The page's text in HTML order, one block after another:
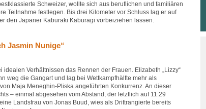
Schweizer, wollte sich aus beruflichen und familiären
Teilnahme festlegen. Bis drei Kilometer vor Schluss lag er auf
den Japaner Kaburaki Kaburagi vorbeiziehen lassen.
Jasmin Nunige“
Verhältnissen das Rennen der Frauen. Elizabeth „Lizzy“
weg die Gangart und lag bei Wettkampfhälfte mehr als
Maja Meneghin-Pliska angeführten Konkurrenz. An dieser
– einmal abgesehen vom Abstand, der letztlich auf 11:29
Landsfrau von Jonas Buud, wies als Drittrangierte bereits